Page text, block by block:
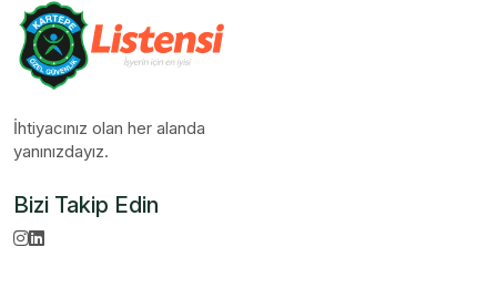
İhtiyacınız olan her alanda
yanınızdayız.
Bizi Takip Edin